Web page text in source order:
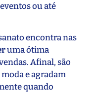
ou até
encontra nas
uma ótima
Afinal, são
e agradam
quando